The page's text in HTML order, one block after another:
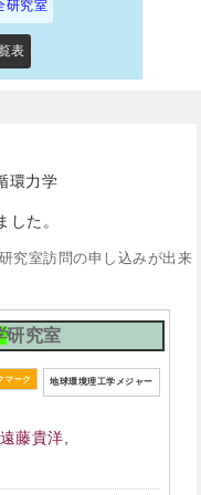
研究室
表
環力学
した。
究室訪問の申し込みが出来
研究室
地球環境理工学メジャー
藤貴洋